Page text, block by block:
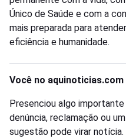
Único de Saúde e com a
mais preparada para
eficiência e humanidade.
Você no aquinoticias.com
Presenciou algo
denúncia, reclamação ou
sugestão pode virar notícia.